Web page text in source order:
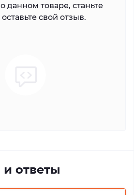
данном товаре, станьте
свой отзыв.
ответы